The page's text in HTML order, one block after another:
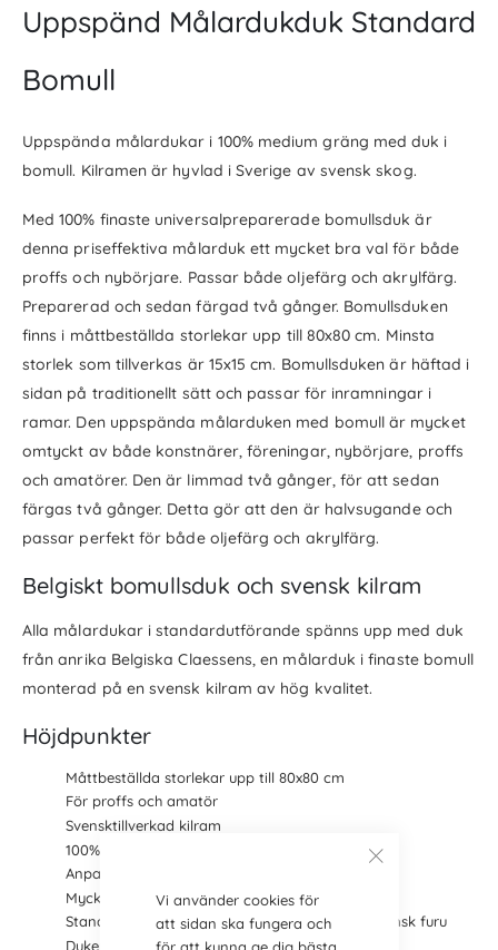
Vi använder cookies för
att sidan ska fungera och
Uppspänd Målardukduk Standard
Bomull
Uppspända målardukar i 100% medium gräng med duk i
bomull. Kilramen är hyvlad i Sverige av svensk skog.
Med 100% finaste universalpreparerade bomullsduk är
denna priseffektiva målarduk ett mycket bra val för både
proffs och nybörjare. Passar både oljefärg och akrylfärg.
Preparerad och sedan färgad två gånger. Bomullsduken
finns i måttbeställda storlekar upp till 80x80 cm. Minsta
storlek som tillverkas är 15x15 cm. Bomullsduken är häftad i
sidan på traditionellt sätt och passar för inramningar i
ramar. Den uppspända målarduken med bomull är mycket
omtyckt av både konstnärer, föreningar, nybörjare, proffs
och amatörer. Den är limmad två gånger, för att sedan
färgas två gånger. Detta gör att den är halvsugande och
passar perfekt för både oljefärg och akrylfärg.
Belgiskt bomullsduk och svensk kilram
Alla målardukar i standardutförande spänns upp med duk
från anrika Belgiska Claessens, en målarduk i finaste bomull
monterad på en svensk kilram av hög kvalitet.
Höjdpunkter
Måttbeställda storlekar upp till 80x80 cm
För proffs och amatör
Svensktillverkad kilram
100% bomullsduk av hög kvalité
Anpassad för att kunna ramas in i tavelramar
Mycket bra pris
Standardkilram av svensk proffskvalité från svensk furu
Duken monterad i kanten